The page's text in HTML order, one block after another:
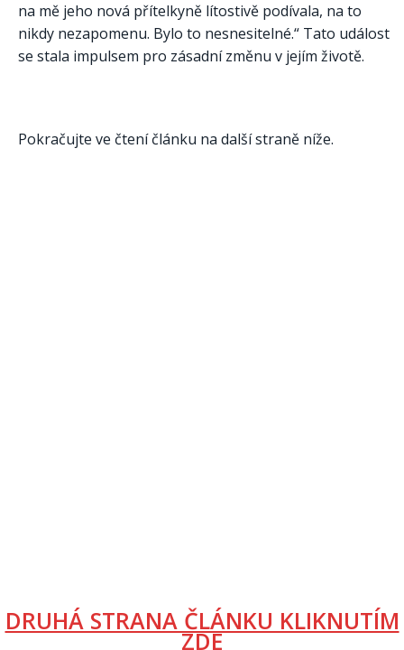
na mě jeho nová přítelkyně lítostivě podívala, na to
nikdy nezapomenu. Bylo to nesnesitelné.“ Tato událost
se stala impulsem pro zásadní změnu v jejím životě.
Pokračujte ve čtení článku na další straně níže.
DRUHÁ STRANA ČLÁNKU KLIKNUTÍM
ZDE